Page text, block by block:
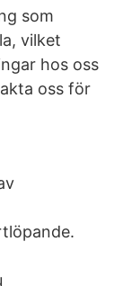
som
vilket
hos oss
oss för